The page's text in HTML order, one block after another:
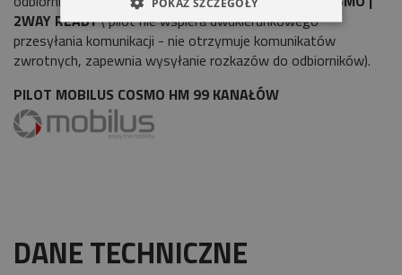
2WAY READY( pilot nie wspiera dwukierunkowego
przesyłania komunikacji - nie otrzymuje komunikatów
zwrotnych, zapewnia wysyłanie rozkazów do odbiorników).
PILOT MOBILUS COSMO HM 99 KANAŁÓW
DANE TECHNICZNE